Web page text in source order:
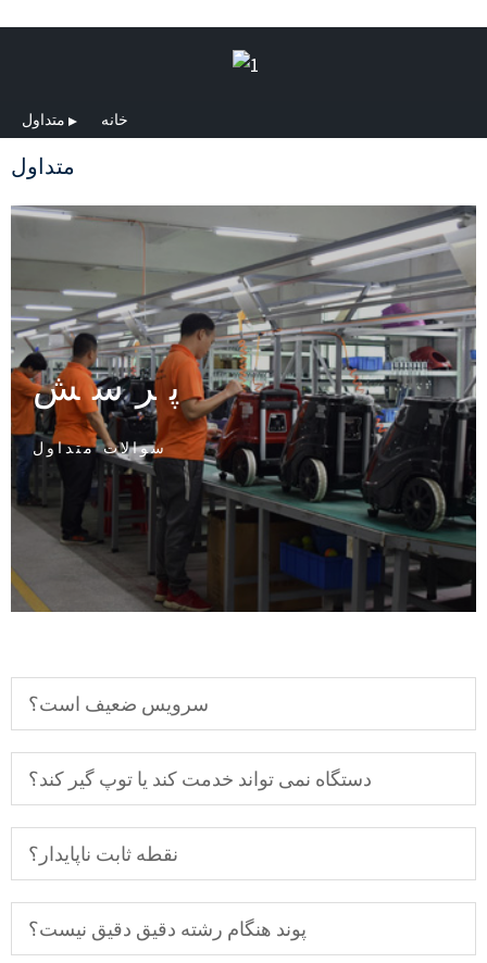
خانه متداول
متداول
پرسش
سوالات متداول
سرویس ضعیف است؟
دستگاه نمی تواند خدمت کند یا توپ گیر کند؟
نقطه ثابت ناپایدار؟
پوند هنگام رشته دقیق دقیق نیست؟